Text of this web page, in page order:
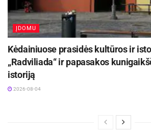
ĮDOMU
Kėdainiuose prasidės kultūros ir
„Radviliada“ ir papasakos
istoriją
2026-08-04